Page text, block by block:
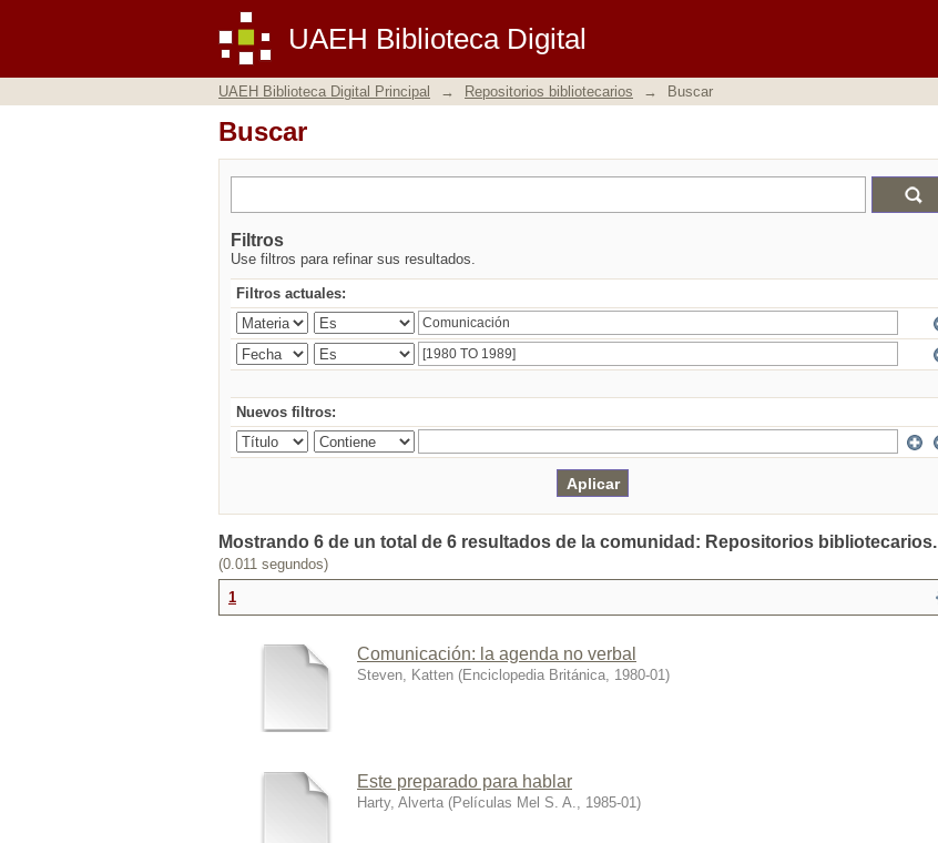
UAEH Biblioteca Digital
Buscar
UAEH Biblioteca Digital Principal → Repositorios bibliotecarios → Buscar
Buscar
Filtros
Use filtros para refinar sus resultados.
Filtros actuales:
Nuevos filtros:
Mostrando 6 de un total de 6 resultados de la comunidad: Repositorios bibliotecarios.
(0.011 segundos)
1
Comunicación: la agenda no verbal
Steven, Katten (Enciclopedia Británica, 1980-01)
Este preparado para hablar
Harty, Alverta (Películas Mel S. A., 1985-01)